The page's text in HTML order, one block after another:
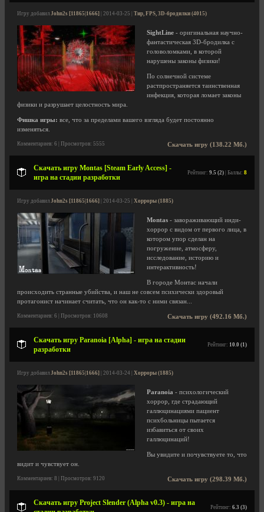
Игру добавил John2s [11865|1666] | 2014-03-25 | Тир, FPS, 3D-бродилки (4015)
SightLine - оригинальная научно-
фантастическая 3D-бродилка с
головоломками, в которой
нарушены законы физики!
По солнечной системе
растпространяется таинственная
инфекция, которая ломает законы
физики и разрушает целостность мира.
Фишка игры: все, что за пределами вашего взгляда будет постоянно
изменяться.
Скачать игру (138.22 Мб.)
Комментариев: 6 | Просмотров: 5555
Скачать игру Montas [Steam Early Access] -
игра на стадии разработки
Рейтинг: 9.5 (2) | Баллы: 8
Игру добавил John2s [11865|1666] | 2014-03-25 | Хорроры (1885)
Montas - завораживающий инди-
хоррор с видом от первого лица, в
котором упор сделан на
погружение, атмосферу,
исследование, историю и
интерактивность!
В городе Монтас начали
происходить странные убийства, и наш не совсем психически здоровый
протагонист начинает считать, что он как-то с ними связан...
Скачать игру (492.16 Мб.)
Комментариев: 6 | Просмотров: 10608
Скачать игру Paranoia [Alpha] - игра на стадии
разработки
Рейтинг: 10.0 (1)
Игру добавил John2s [11865|1666] | 2014-03-24 | Хорроры (1885)
Paranoia - психологический
хоррор, где страдающий
галлюцинациями пациент
психбольницы пытается
избавиться от своих
галлюцинаций!
Вы увидите и почувствуете то, что
видит и чувствует он.
Скачать игру (298.39 Мб.)
Комментариев: 8 | Просмотров: 9120
Скачать игру Project Slender (Alpha v0.3) - игра на
Рейтинг: 6.3 (3)